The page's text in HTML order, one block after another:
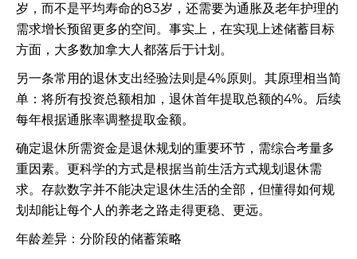
岁，而不是平均寿命的83岁，还需要为通胀及老年护理的
需求增长预留更多的空间。事实上，在实现上述储蓄目标
方面，大多数加拿大人都落后于计划。
另一条常用的退休支出经验法则是4%原则。其原理相当简
单：将所有投资总额相加，退休首年提取总额的4%。后续
每年根据通胀率调整提取金额。
确定退休所需资金是退休规划的重要环节，需综合考量多
重因素。更科学的方式是根据当前生活方式规划退休需
求。存款数字并不能决定退休生活的全部，但懂得如何规
划却能让每个人的养老之路走得更稳、更远。
年龄差异：分阶段的储蓄策略